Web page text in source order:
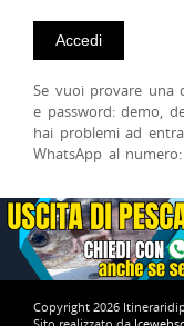
Se vuoi provare una
e password: demo,
hai problemi ad
WhatsApp al
Copyright 2026